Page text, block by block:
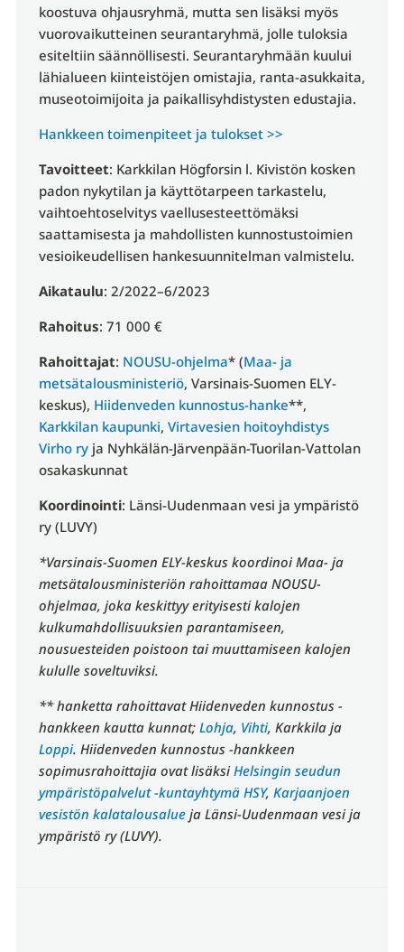
koostuva ohjausryhmä, mutta sen lisäksi myös
vuorovaikutteinen seurantaryhmä, jolle tuloksia
esiteltiin säännöllisesti. Seurantaryhmään kuului
lähialueen kiinteistöjen omistajia, ranta-asukkaita,
museotoimijoita ja paikallisyhdistysten edustajia.
Hankkeen toimenpiteet ja tulokset >>
Tavoitteet: Karkkilan Högforsin l. Kivistön kosken
padon nykytilan ja käyttötarpeen tarkastelu,
vaihtoehtoselvitys vaellusesteettömäksi
saattamisesta ja mahdollisten kunnostustoimien
vesioikeudellisen hankesuunnitelman valmistelu.
Aikataulu: 2/2022–6/2023
Rahoitus: 71 000 €
Rahoittajat: NOUSU-ohjelma* (Maa- ja
metsätalousministeriö, Varsinais-Suomen ELY-
keskus), Hiidenveden kunnostus-hanke**,
Karkkilan kaupunki, Virtavesien hoitoyhdistys
Virho ryja Nyhkälän-Järvenpään-Tuorilan-Vattolan
osakaskunnat
Koordinointi: Länsi-Uudenmaan vesi ja ympäristö
ry (LUVY)
*Varsinais-Suomen ELY-keskus koordinoi Maa- ja
metsätalousministeriön rahoittamaa NOUSU-
ohjelmaa, joka keskittyy erityisesti kalojen
kulkumahdollisuuksien parantamiseen,
nousuesteiden poistoon tai muuttamiseen kalojen
kululle soveltuviksi.
** hanketta rahoittavat Hiidenveden kunnostus -
hankkeen kautta kunnat; Lohja, Vihti, Karkkila ja
Loppi. Hiidenveden kunnostus -hankkeen
sopimusrahoittajia ovat lisäksiHelsingin seudun
ympäristöpalvelut -kuntayhtymä HSY, Karjaanjoen
vesistön kalatalousalueja Länsi-Uudenmaan vesi ja
ympäristö ry (LUVY).